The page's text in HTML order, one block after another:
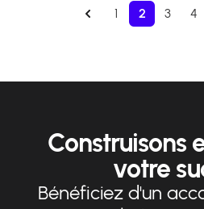
1 2 3 4
Construisons
votre
Bénéficiez d'un